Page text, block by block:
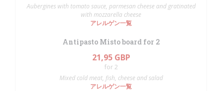
Aubergines with tomato sauce, parmesan cheese and gratinated
with mozzarella cheese
アレルゲン一覧
Antipasto Misto board for 2
21,95 GBP
for 2
Mixed cold meat, fish, cheese and salad
アレルゲン一覧